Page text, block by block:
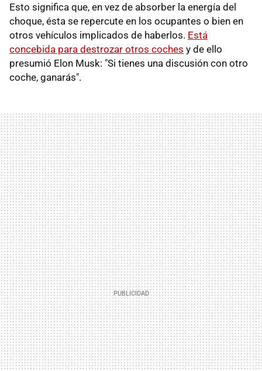
Esto significa que, en vez de absorber la energía del
choque, ésta se repercute en los ocupantes o bien en
otros vehículos implicados de haberlos. Está
concebida para destrozar otros coches y de ello
presumió Elon Musk: "Si tienes una discusión con otro
coche, ganarás".